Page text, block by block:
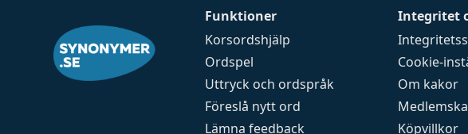
Funktioner
Korsordshjälp
Ordspel
Uttryck och ordspråk
Föreslå nytt ord
Lämna feedback
Integritet
Cookie-
Om kakor
Köpvillkor